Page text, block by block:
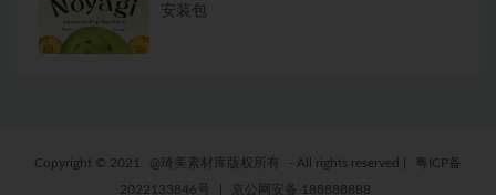
安装包
Copyright © 2021 @琦美素材库版权所有 - All rights reserved
粤ICP备
2022133846号
京公网安备 188888888